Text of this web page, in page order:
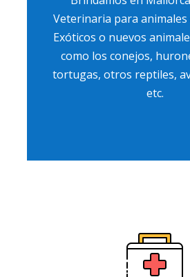
Veterinaria para animales
Exóticos o nuevos
como los conejos,
tortugas, otros reptiles,
etc.